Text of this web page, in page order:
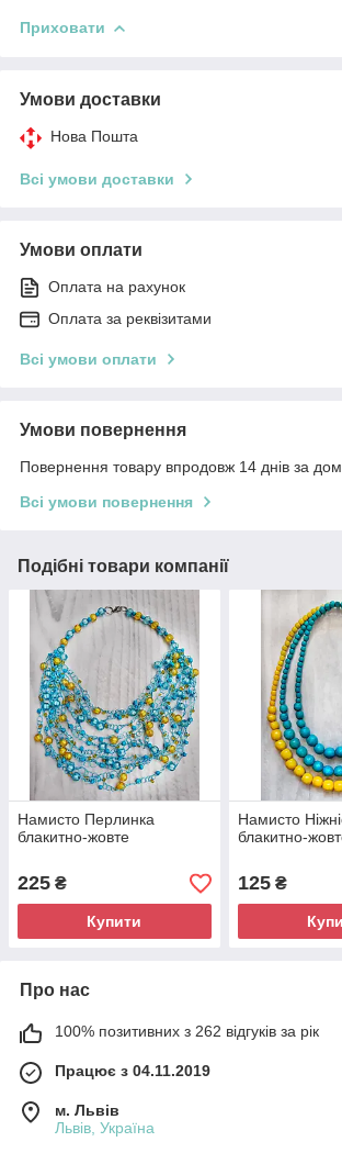
Приховати
Умови доставки
Нова Пошта
Всі умови доставки
Умови оплати
Оплата на рахунок
Оплата за реквізитами
Всі умови оплати
Умови повернення
Повернення товару впродовж 14 днів за
Всі умови повернення
Подібні товари компанії
Намисто Перлинка
блакитно-жовте
225 ₴
Купити
Намисто
блакитно-
125₴
Про нас
100% позитивних з 262 відгуків за рік
Працює з 04.11.2019
м. Львів
Львів, Україна